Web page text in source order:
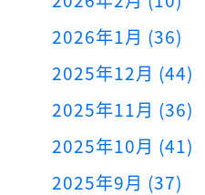
2026年1月 (36)
2025年12月 (44)
2025年11月 (36)
2025年10月 (41)
2025年9月 (37)